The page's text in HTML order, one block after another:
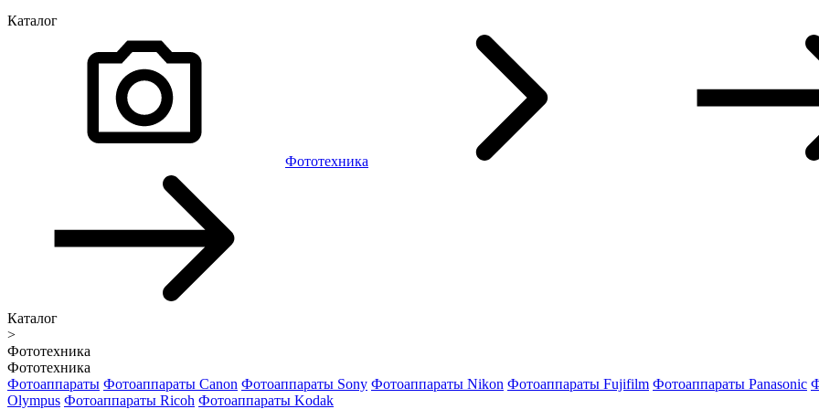
Каталог
Фототехника
Каталог
>
Фототехника
Фототехника
Фотоаппараты Фотоаппараты Canon Фотоаппараты Sony Фотоаппараты Nikon Фотоаппараты Fujifilm Фотоаппараты Panasonic
Olympus Фотоаппараты Ricoh Фотоаппараты Kodak